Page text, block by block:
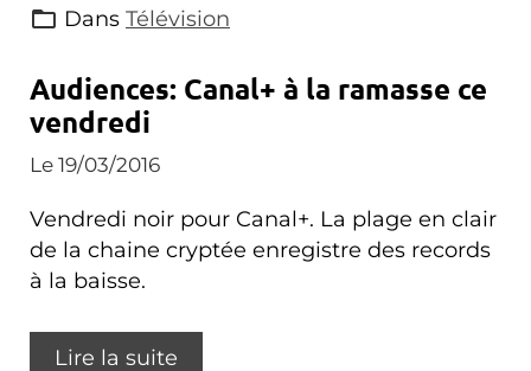
Dans Télévision
Audiences: Canal+ à la ramasse ce
vendredi
Le 19/03/2016
Vendredi noir pour Canal+. La plage en clair
de la chaine cryptée enregistre des records
à la baisse.
Lire la suite